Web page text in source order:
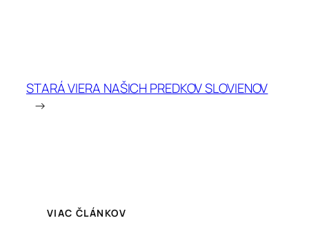
STARÁ VIERA NAŠICH PREDKOV SLOVIENOV
→
VIAC ČLÁNKOV